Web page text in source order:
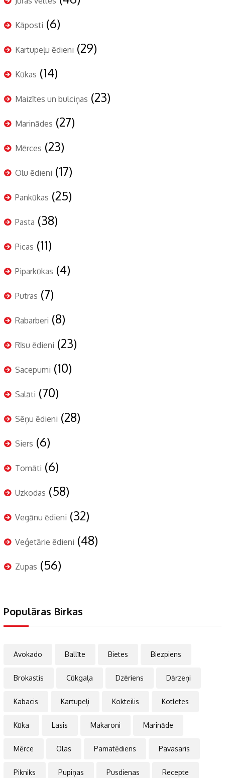
Kāposti (6)
Kartupeļu ēdieni (29)
Kūkas (14)
Maizītes un bulciņas (23)
Marinādes (27)
Mērces (23)
Olu ēdieni (17)
Pankūkas (25)
Pasta (38)
Picas (11)
Piparkūkas (4)
Putras (7)
Rabarberi (8)
Rīsu ēdieni (23)
Sacepumi (10)
Salāti (70)
Sēņu ēdieni (28)
Siers (6)
Tomāti (6)
Uzkodas (58)
Vegānu ēdieni (32)
Veģetārie ēdieni (48)
Zupas (56)
Populāras Birkas
Avokado Ballīte Bietes Biezpiens
Brokastis Cūkgaļa Dzēriens Dārzeņi
Kabacis Kartupeļi Kokteilis Kotletes
Kūka Lasis Makaroni Marināde
Mērce Olas Pamatēdiens Pavasaris
Pikniks Pupiņas Pusdienas Recepte